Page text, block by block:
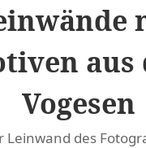
aus
Vogesen
Leinwand des